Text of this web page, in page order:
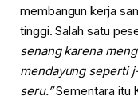
membangun kerja
tinggi. Salah satu
senang karena
mendayung seperti
seru.”Sementara itu